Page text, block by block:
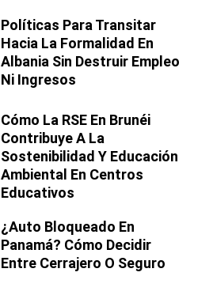
Políticas Para Transitar
Hacia La Formalidad En
Albania Sin Destruir Empleo
Ni Ingresos
Cómo La RSE En Brunéi
Contribuye A La
Sostenibilidad Y Educación
Ambiental En Centros
Educativos
¿Auto Bloqueado En
Panamá? Cómo Decidir
Entre Cerrajero O Seguro